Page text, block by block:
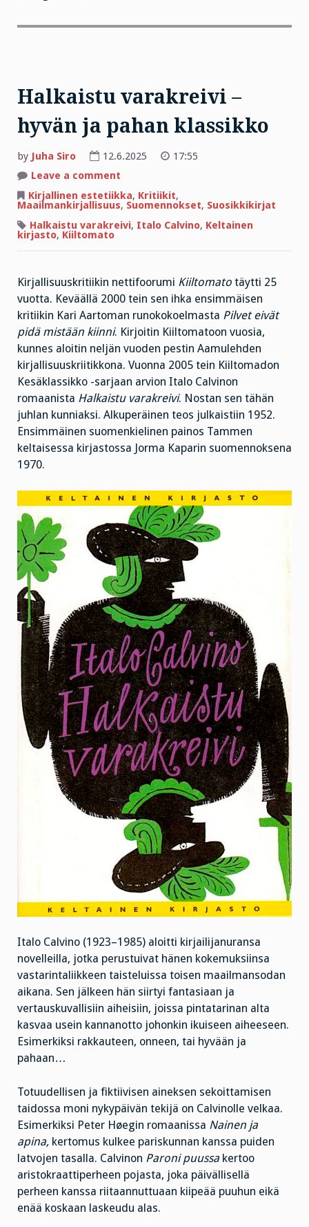
Halkaistu varakreivi –
hyvän ja pahan klassikko
by Juha Siro 12.6.2025
17:55
Leave a comment
varakreivi
hyvän
ja
pahan
Kirjallinen estetiikka, Kritiikit,
Maailmankirjallisuus, Suomennokset, Suosikkikirjat
Halkaistu varakreivi, Italo Calvino, Keltainen
kirjasto, Kiiltomato
Kirjallisuuskritiikin nettifoorumi Kiiltomato täytti 25
vuotta. Keväällä 2000 tein sen ihka ensimmäisen
kritiikin Kari Aartoman runokokoelmasta Pilvet eivät
pidä mistään kiinni. Kirjoitin Kiiltomatoon vuosia,
kunnes aloitin neljän vuoden pestin Aamulehden
kirjallisuuskriitikkona. Vuonna 2005 tein Kiiltomadon
Kesäklassikko -sarjaan arvion Italo Calvinon
romaanista Halkaistu varakreivi. Nostan sen tähän
juhlan kunniaksi. Alkuperäinen teos julkaistiin 1952.
Ensimmäinen suomenkielinen painos Tammen
keltaisessa kirjastossa Jorma Kaparin suomennoksena
1970.
Italo Calvino (1923–1985) aloitti kirjailijanuransa
novelleilla, jotka perustuivat hänen kokemuksiinsa
vastarintaliikkeen taisteluissa toisen maailmansodan
aikana. Sen jälkeen hän siirtyi fantasiaan ja
vertauskuvallisiin aiheisiin, joissa pintatarinan alta
kasvaa usein kannanotto johonkin ikuiseen aiheeseen.
Esimerkiksi rakkauteen, onneen, tai hyvään ja
pahaan…
Totuudellisen ja fiktiivisen aineksen sekoittamisen
taidossa moni nykypäivän tekijä on Calvinolle velkaa.
Esimerkiksi Peter Høegin romaanissa Nainen ja
apina, kertomus kulkee pariskunnan kanssa puiden
latvojen tasalla. Calvinon Paroni puussa kertoo
aristokraattiperheen pojasta, joka päivällisellä
perheen kanssa riitaannuttuaan kiipeää puuhun eikä
enää koskaan laskeudu alas.